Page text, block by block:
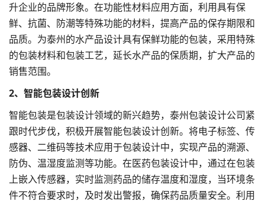
升企业的品牌形象。在功能性材料应用方面，利用具有保
鲜、抗菌、防潮等特殊功能的材料，提高产品的保存期限和
品质。为泰州的水产品设计具有保鲜功能的包装，采用特殊
的包装材料和包装工艺，延长水产品的保质期，扩大产品的
销售范围。
2、智能包装设计创新
智能包装是包装设计领域的新兴趋势，泰州包装设计公司紧
跟时代步伐，积极开展智能包装设计创新。将电子标签、传
感器、二维码等技术应用于包装设计中，实现产品的溯源、
防伪、温湿度监测等功能。在医药包装设计中，通过在包装
上嵌入传感器，实时监测药品的储存温度和湿度，当环境条
件不符合要求时，及时发出警报，确保药品质量安全。利用